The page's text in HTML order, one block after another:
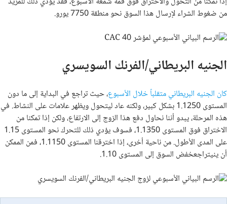
من ضغوط الشراء لإرسال هذا السوق نحو منطقة 7750 يورو.
الجنيه البريطاني/الفرنك السويسري
كان الجنيه البريطاني متقلباً خلال الأسبوع، حيث تراجع في البداية إلى ما دون
المستوى 1.1250 بشكل كبير، ولكنه عاد ليتحول ويظهر علامات على النشاط. في
هذه المرحلة، يبدو أننا نحاول دفع هذا الزوج إلى الارتفاع، ولكن إذا تمكنا من
الاختراق فوق المستوى 1.1350، فسوف يؤدي ذلك للتحرك نحو المستوى 1.15
على المدى الأطول. من ناحية أخرى، إذا اخترقنا المستوى 1.1150، فمن الممكن
أن ينيتراجعخفض ​​السوق إلى المستوى 1.10.